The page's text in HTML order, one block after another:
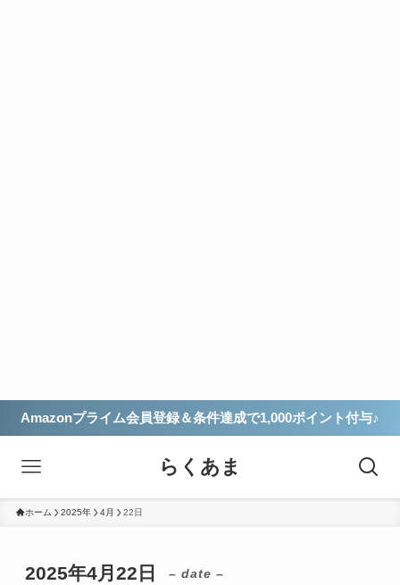
Amazonプライム会員登録＆条件達成で1,000ポイント付与♪
らくあま
ホーム 2025年 4月 22日
2025年4月22日 – date –